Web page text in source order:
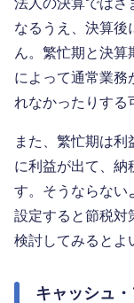
なるうえ、決算後
ん。繁忙期と決算
によって通常業務
れなかったりする
また、繁忙期は
に利益が出て、納
す。そうならない
設定すると節税対
検討してみるとよ
キャッシュ